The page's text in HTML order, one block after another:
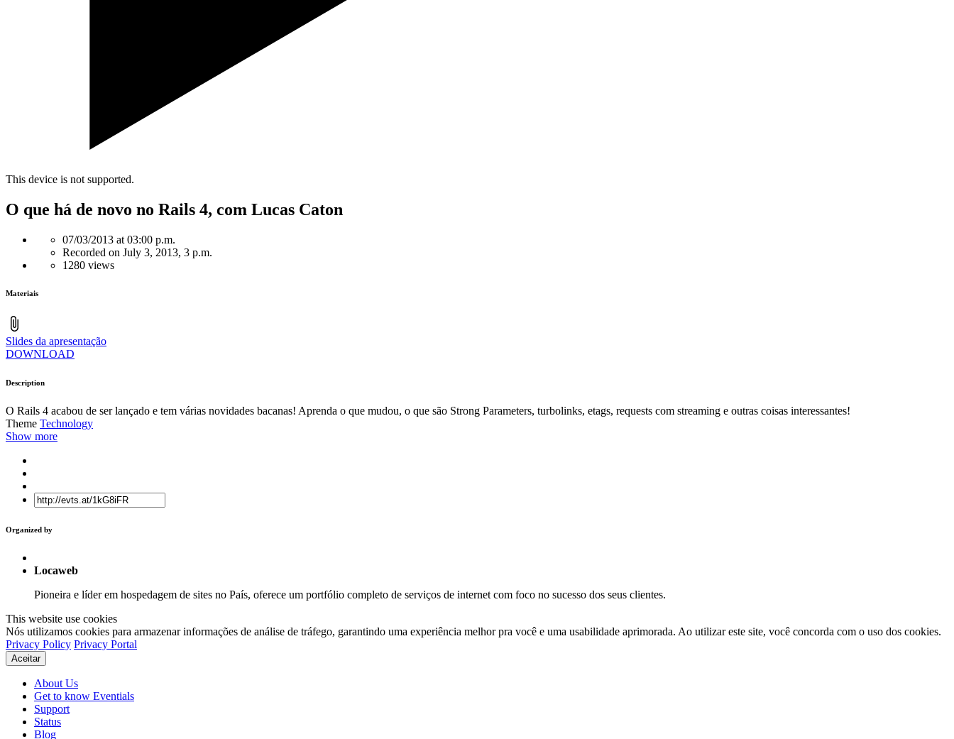
This device is not supported.
O que há de novo no Rails 4, com Lucas Caton
07/03/2013 at 03:00 p.m.
Recorded on July 3, 2013, 3 p.m.
1280 views
Materiais
Slides da apresentação
DOWNLOAD
Description
O Rails 4 acabou de ser lançado e tem várias novidades bacanas! Aprenda o que mudou, o que são Strong Parameters, turbolinks, etags, requests com streaming e outras coisas interessantes!
Theme Technology
Show more
Organized by
Locaweb
Pioneira e líder em hospedagem de sites no País, oferece um portfólio completo de serviços de internet com foco no sucesso dos seus clientes.
This website use cookies
Nós utilizamos cookies para armazenar informações de análise de tráfego, garantindo uma experiência melhor pra você e uma usabilidade aprimorada. Ao utilizar este site, você concorda com o uso dos cookies.
Privacy Policy Privacy Portal
Aceitar
About Us
Get to know Eventials
Support
Status
Blog